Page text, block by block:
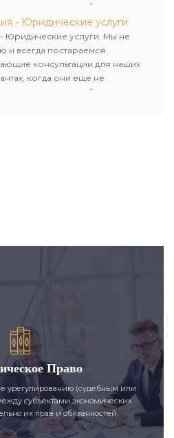
услугами нашей компании.
- Юридические услуги
Юридические услуги. Мы не
и всегда постараемся
консультации для наших
когда они еще не
услугами нашей компании.
Право
урегулированию (судебным или
субъектами экономических
их прав и обязанностей.